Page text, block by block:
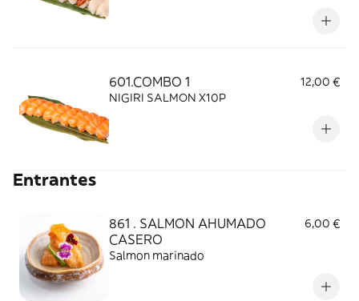
601.COMBO 1
12,00 €
NIGIRI SALMON X10P
Entrantes
861 . SALMON AHUMADO
CASERO
6,00 €
Salmon marinado